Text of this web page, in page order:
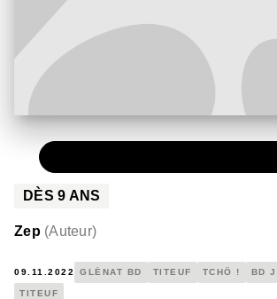
DÈS9 ANS
Zep (Auteur)
09.11.2022 GLÉNAT BD TITEUF TCHÔ ! BD
TITEUF